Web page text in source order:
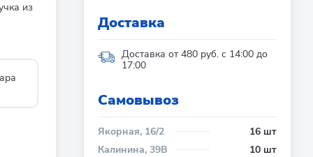
из
Доставка
Доставка от 480 руб. с 14:00 до
17:00
Cамовывоз
Якорная, 16/2
16 шт
Калинина, 39В
10 шт